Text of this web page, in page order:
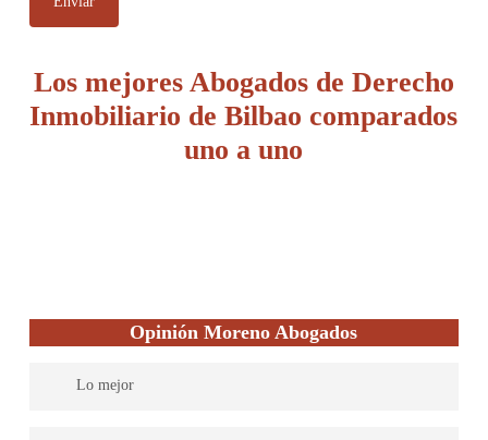
Los mejores Abogados de Derecho
Inmobiliario de Bilbao comparados
uno a uno
Opinión Moreno Abogados
Lo mejor